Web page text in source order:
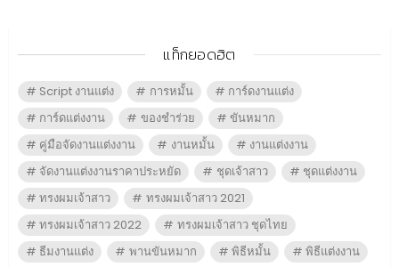
แท็กยอดฮิต
Script งานแต่ง การหมั้น
การ์ดงานแต่ง
การ์ดแต่งงาน
ของชำร่วย
ขันหมาก
คู่มือจัดงานแต่งงาน
งานหมั้น
งานแต่งงาน
จัดงานแต่งงานราคาประหยัด
ชุดเจ้าสาว
ชุดแต่งงาน
ทรงผมเจ้าสาว
ทรงผมเจ้าสาว 2021
ทรงผมเจ้าสาว 2022
ทรงผมเจ้าสาว ชุดไทย
ธีมงานแต่ง
พานขันหมาก พิธีหมั้น
พิธีแต่งงาน